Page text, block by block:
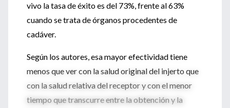
vivo la tasa de éxito es del 73%, frente al 63%
cuando se trata de órganos procedentes de
cadáver.
Según los autores, esa mayor efectividad tiene
menos que ver con la salud original del injerto que
con la salud relativa del receptor y con el menor
tiempo que transcurre entre la obtención y la